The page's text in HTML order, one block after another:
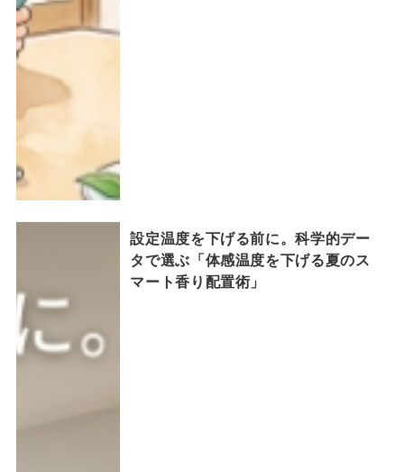
設定温度を下げる前に。科学的デー
タで選ぶ「体感温度を下げる夏のス
マート香り配置術」